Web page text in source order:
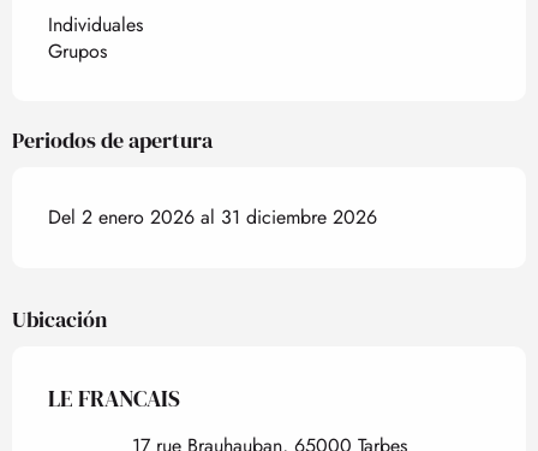
Individuales
Grupos
Periodos de apertura
Del 2 enero 2026 al 31 diciembre 2026
Ubicación
LE FRANCAIS